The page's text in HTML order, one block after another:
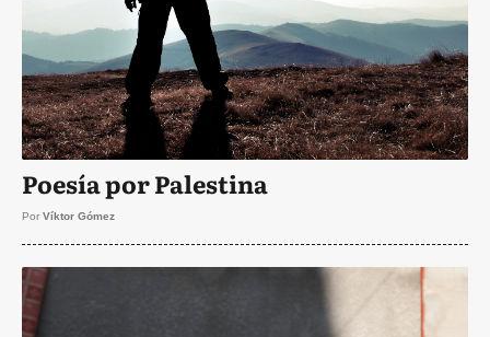
Poesía por Palestina
Por Víktor Gómez